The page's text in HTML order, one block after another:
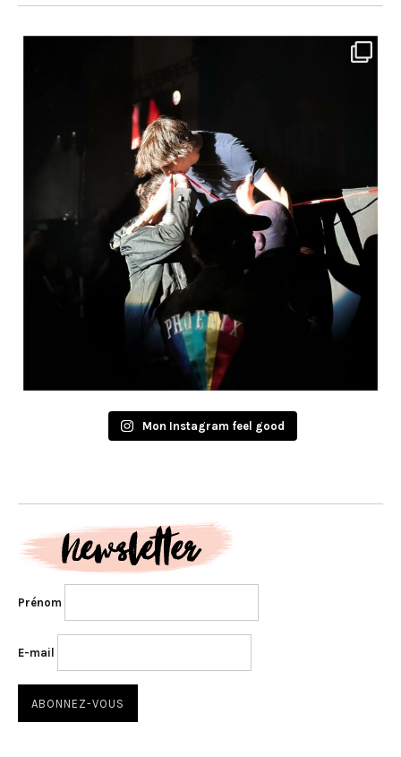
Mon Instagram feel good
Prénom
E-mail